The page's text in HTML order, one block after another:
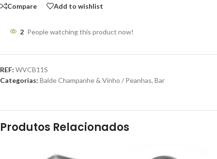
Compare Add to wishlist
2 People watching this product now!
REF: WVCB11S
Categorias: Balde Champanhe & Vinho / Peanhas, Bar
Produtos Relacionados